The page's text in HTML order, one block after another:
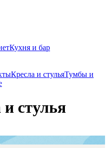
Кухня и бар
Кресла и стульяТумбы и
и стулья